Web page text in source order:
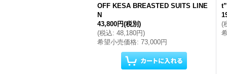
OFF KESA BREASTED SUITS LINE
N
43,800円(税別)
(税込: 48,180円)
希望小売価格: 73,000円
(